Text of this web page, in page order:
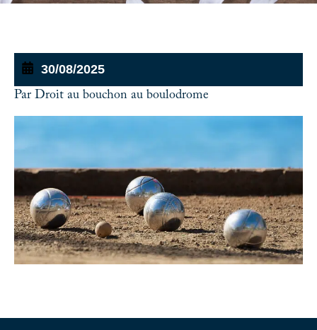
30/08/2025
Par Droit au bouchon au boulodrome